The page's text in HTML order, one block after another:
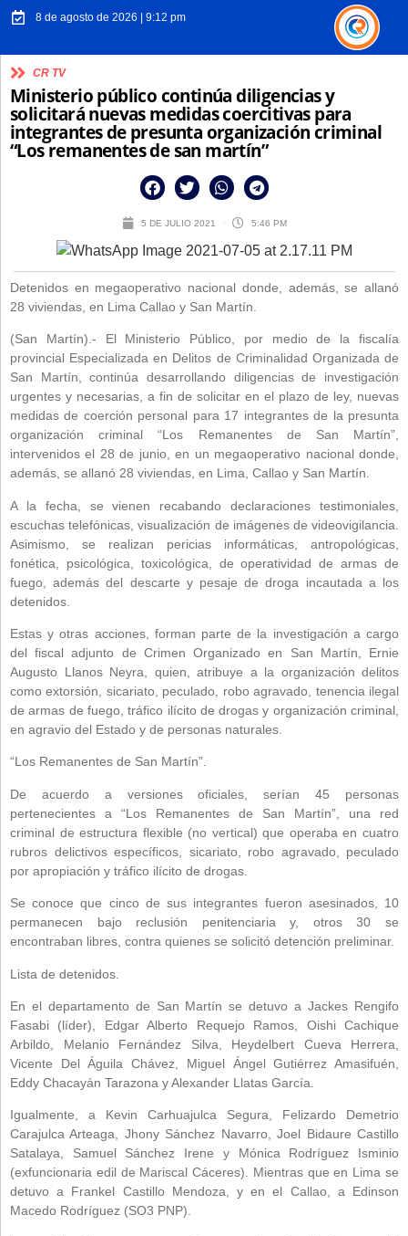
8 de agosto de 2026 | 9:12 pm
CR TV
Ministerio público continúa diligencias y
solicitará nuevas medidas coercitivas para
integrantes de presunta organización criminal
“Los remanentes de san martín”
5 DE JULIO 2021 5:46 PM
Detenidos en megaoperativo nacional donde, además, se allanó
28 viviendas, en Lima Callao y San Martín.
(San Martín).- El Ministerio Público, por medio de la fiscalía
provincial Especializada en Delitos de Criminalidad Organizada de
San Martín, continúa desarrollando diligencias de investigación
urgentes y necesarias, a fin de solicitar en el plazo de ley, nuevas
medidas de coerción personal para 17 integrantes de la presunta
organización criminal “Los Remanentes de San Martín”,
intervenidos el 28 de junio, en un megaoperativo nacional donde,
además, se allanó 28 viviendas, en Lima, Callao y San Martín.
A la fecha, se vienen recabando declaraciones testimoniales,
escuchas telefónicas, visualización de imágenes de videovigilancia.
Asimismo, se realizan pericias informáticas, antropológicas,
fonética, psicológica, toxicológica, de operatividad de armas de
fuego, además del descarte y pesaje de droga incautada a los
detenidos.
Estas y otras acciones, forman parte de la investigación a cargo
del fiscal adjunto de Crimen Organizado en San Martín, Ernie
Augusto Llanos Neyra, quien, atribuye a la organización delitos
como extorsión, sicariato, peculado, robo agravado, tenencia ilegal
de armas de fuego, tráfico ilícito de drogas y organización criminal,
en agravio del Estado y de personas naturales.
“Los Remanentes de San Martín”.
De acuerdo a versiones oficiales, serían 45 personas
pertenecientes a “Los Remanentes de San Martín”, una red
criminal de estructura flexible (no vertical) que operaba en cuatro
rubros delictivos específicos, sicariato, robo agravado, peculado
por apropiación y tráfico ilícito de drogas.
Se conoce que cinco de sus integrantes fueron asesinados, 10
permanecen bajo reclusión penitenciaria y, otros 30 se
encontraban libres, contra quienes se solicitó detención preliminar.
Lista de detenidos.
En el departamento de San Martín se detuvo a Jackes Rengifo
Fasabi (líder), Edgar Alberto Requejo Ramos, Oishi Cachique
Arbildo, Melanio Fernández Silva, Heydelbert Cueva Herrera,
Vicente Del Águila Chávez, Miguel Ángel Gutiérrez Amasifuén,
Eddy Chacayán Tarazona y Alexander Llatas García.
Igualmente, a Kevin Carhuajulca Segura, Felizardo Demetrio
Carajulca Arteaga, Jhony Sánchez Navarro, Joel Bidaure Castillo
Satalaya, Samuel Sánchez Irene y Mónica Rodríguez Isminio
(exfuncionaria edil de Mariscal Cáceres). Mientras que en Lima se
detuvo a Frankel Castillo Mendoza, y en el Callao, a Edinson
Macedo Rodríguez (SO3 PNP).